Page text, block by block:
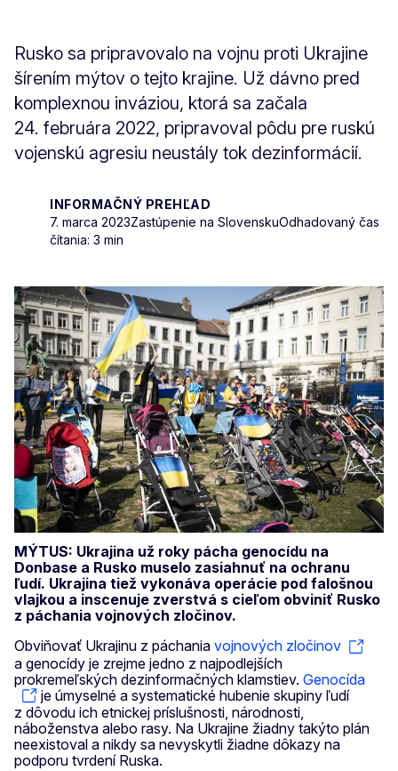
Rusko sa pripravovalo na vojnu proti Ukrajine
šírením mýtov o tejto krajine. Už dávno pred
komplexnou inváziou, ktorá sa začala
24. februára 2022, pripravoval pôdu pre ruskú
vojenskú agresiu neustály tok dezinformácií.
INFORMAČNÝ PREHĽAD
7. marca 2023Zastúpenie na SlovenskuOdhadovaný čas
čítania: 3 min
MÝTUS: Ukrajina už roky pácha genocídu na
Donbase a Rusko muselo zasiahnuť na ochranu
ľudí. Ukrajina tiež vykonáva operácie pod falošnou
vlajkou a inscenuje zverstvá s cieľom obviniť Rusko
z páchania vojnových zločinov.
Obviňovať Ukrajinu z páchania vojnových zločinov
a genocídy je zrejme jedno z najpodlejších
prokremeľských dezinformačných klamstiev. Genocída
je úmyselné a systematické hubenie skupiny ľudí
z dôvodu ich etnickej príslušnosti, národnosti,
náboženstva alebo rasy. Na Ukrajine žiadny takýto plán
neexistoval a nikdy sa nevyskytli žiadne dôkazy na
podporu tvrdení Ruska.